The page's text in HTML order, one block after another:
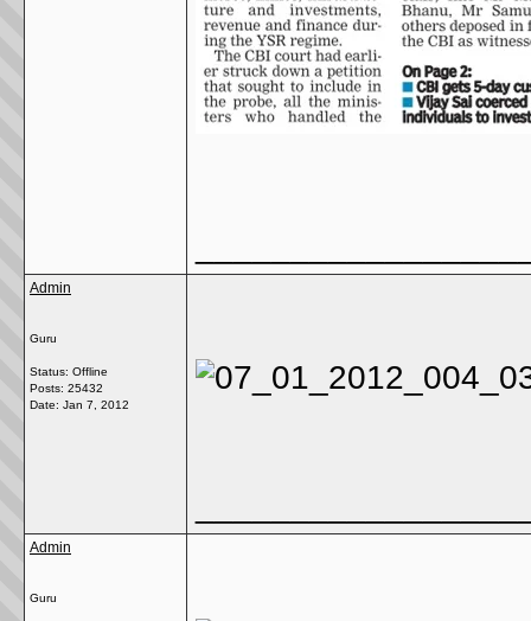
Admin
Guru
Status: Offline
Posts: 25432
Date: Jan 7, 2012
Admin
Guru